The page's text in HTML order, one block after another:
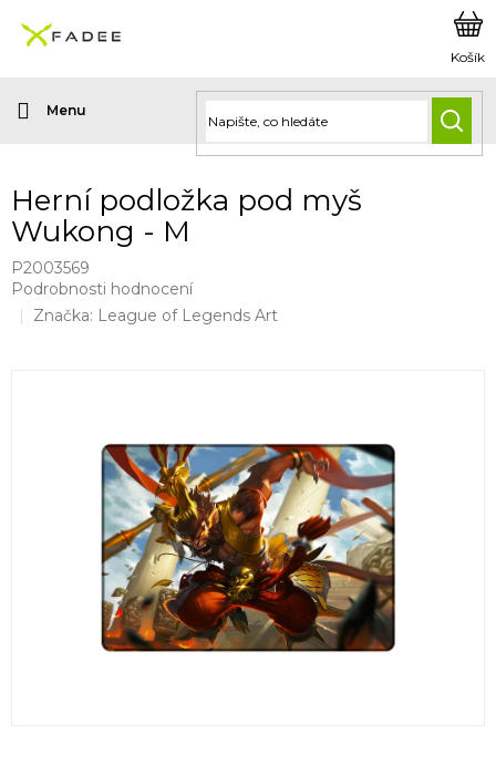
obsah
Herní podložka pod myš
Wukong - M
P2003569
Průměrné
hodnocení
Podrobnosti hodnocení
Značka: League of Legends Art